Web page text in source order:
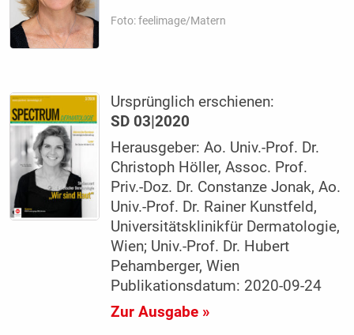
Foto: feelimage/Matern
Ursprünglich erschienen:
SD 03|2020
Herausgeber: Ao. Univ.-Prof. Dr.
Christoph Höller, Assoc. Prof.
Priv.-Doz. Dr. Constanze Jonak, Ao.
Univ.-Prof. Dr. Rainer Kunstfeld,
Universitätsklinikfür Dermatologie,
Wien; Univ.-Prof. Dr. Hubert
Pehamberger, Wien
Publikationsdatum: 2020-09-24
Zur Ausgabe »